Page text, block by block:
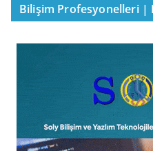
Bilişim Profesyonelleri |